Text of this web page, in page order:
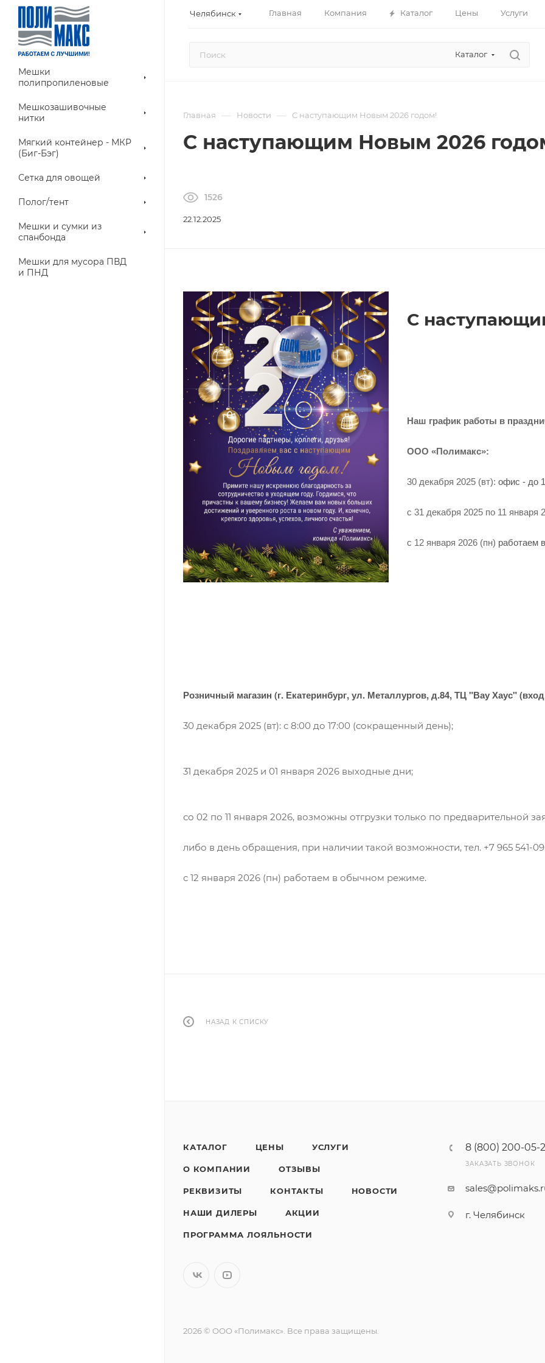
Челябинск Главная Компания Каталог Цены Услуги
Каталог
Мешки
полипропиленовые
Мешкозашивочные
нитки
Мягкий контейнер - МКР
(Биг-Бэг)
Сетка для овощей
Полог/тент
Мешки и сумки из
спанбонда
Мешки для мусора ПВД
и ПНД
Главная — Новости — С наступающим Новым 2026 годом!
С наступающим Новым 2026
1526
22.12.2025
С
Наш график работы в
ООО «Полимакс»:
30 декабря 2025 (вт): офис - до
с 31 декабря 2025 по 11 января
с 12 января 2026 (пн) работаем
Розничный магазин (г. Екатеринбург, ул. Металлургов, д.84, ТЦ "Вау Хаус"
30 декабря 2025 (вт): с 8:00 до 17:00 (сокращенный день);
31 декабря 2025 и 01 января 2026 выходные дни;
со 02 по 11 января 2026, возможны отгрузки только по предварительной
либо в день обращения, при наличии такой возможности, тел. +7 965 541-
с 12 января 2026 (пн) работаем в обычном режиме.
НАЗАД К СПИСКУ
КАТАЛОГ ЦЕНЫ УСЛУГИ
О КОМПАНИИ ОТЗЫВЫ
РЕКВИЗИТЫ КОНТАКТЫ НОВОСТИ
НАШИ ДИЛЕРЫ АКЦИИ
ПРОГРАММА ЛОЯЛЬНОСТИ
8 (800) 200-05-
ЗАКАЗАТЬ ЗВОНОК
г. Челябинск
2026 © ООО «Полимакс». Все права защищены.